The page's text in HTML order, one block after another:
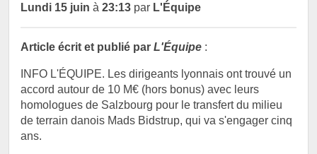
Lundi 15 juin à 23:13 par L'Équipe
Article écrit et publié par L'Équipe :
INFO L'ÉQUIPE. Les dirigeants lyonnais ont trouvé un
accord autour de 10 M€ (hors bonus) avec leurs
homologues de Salzbourg pour le transfert du milieu
de terrain danois Mads Bidstrup, qui va s'engager cinq
ans.